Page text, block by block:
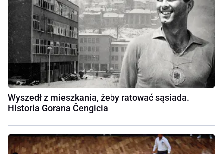
Wyszedł z mieszkania, żeby ratować sąsiada.
Historia Gorana Čengicia